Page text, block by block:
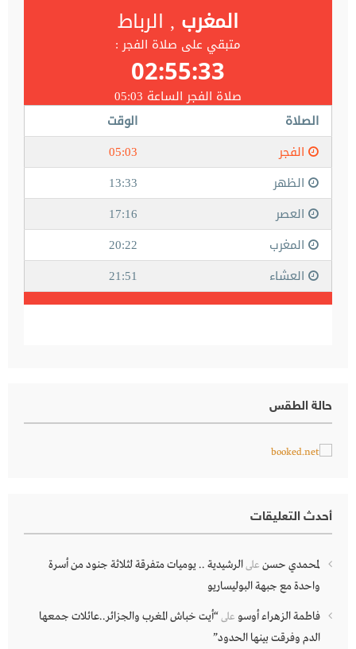
حالة الطقس
أحدث التعليقات
لمحمدي حسن علىالرشيدية .. يوميات متفرقة لثلاثة جنود من أسرة
واحدة مع جبهة البوليساريو
فاطمة الزهراء أوسو على“أيت خباش المغرب والجزائر..عائلات جمعها
الدم وفرقت بينها الحدود”